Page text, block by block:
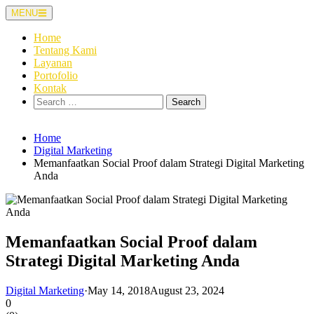
Skip
to
content
MENU
Home
Tentang Kami
Layanan
Portofolio
Kontak
Search
for:
Home
Digital Marketing
Memanfaatkan Social Proof dalam Strategi Digital Marketing
Anda
Memanfaatkan Social Proof dalam
Strategi Digital Marketing Anda
Digital Marketing·May 14, 2018August 23, 2024
0